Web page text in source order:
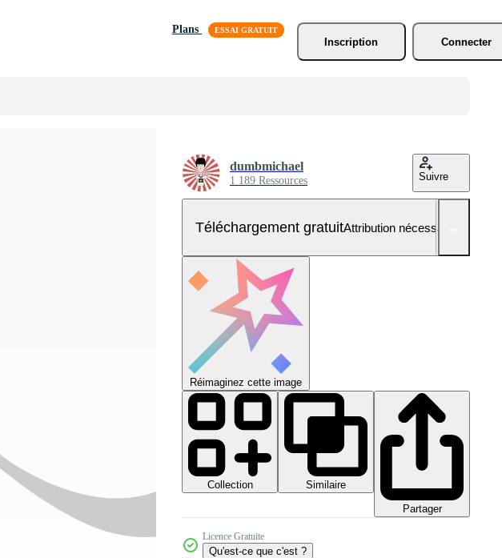
Plans
Inscription
Connecter
dumbmichael
1 189 Ressources Suivre
Téléchargement gratuitAttribution nécessaire
Réimaginez cette image
Collection
Similaire
Partager
Licence Gratuite
Qu'est-ce que c'est ?